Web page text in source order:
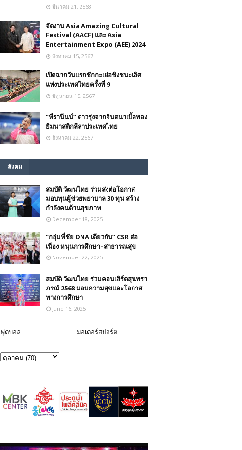
มีนาคม 21, 2568
จัดงาน Asia Amazing Cultural
Festival (AACF) และ Asia
Entertainment Expo (AEE) 2024
สิงหาคม 15, 2567
เปิดฉากวันแรกชักกะเย่อชิงชนะเลิศ
แห่งประเทศไทยครั้งที่ 9
มิถุนายน 15, 2567
”พีรานีนน์“​ ดาวรุ่งจากจินตนาเบิ้ลทอง
ยิมนาสติกลีลาประเทศไทย
สิงหาคม 22, 2567
สังคม
สมบัติ วัฒนไทย ร่วมส่งต่อโอกาส
มอบทุนผู้ช่วยพยาบาล 30 ทุน สร้าง
กำลังคนด้านสุขภาพ
December 18, 2025
“กลุ่มพี่ชัย DNA เดียวกัน” CSR ต่อ
เนื่อง หนุนการศึกษา–สาธารณสุข
November 22, 2025
สมบัติ วัฒนไทย ร่วมคอนเสิร์ตสุนทรา
ภรณ์ 2568 มอบความสุขและโอกาส
ทางการศึกษา
June 16, 2025
ฟุตบอล มอเตอร์สปอร์ต